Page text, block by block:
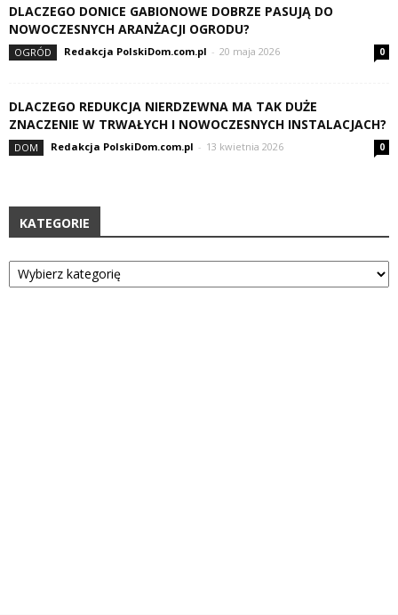
DLACZEGO DONICE GABIONOWE DOBRZE PASUJĄ DO
NOWOCZESNYCH ARANŻACJI OGRODU?
OGRÓD Redakcja PolskiDom.com.pl - 20 maja 2026 0
DLACZEGO REDUKCJA NIERDZEWNA MA TAK DUŻE
ZNACZENIE W TRWAŁYCH I NOWOCZESNYCH INSTALACJACH?
DOM Redakcja PolskiDom.com.pl - 13 kwietnia 2026 0
KATEGORIE
Kategorie